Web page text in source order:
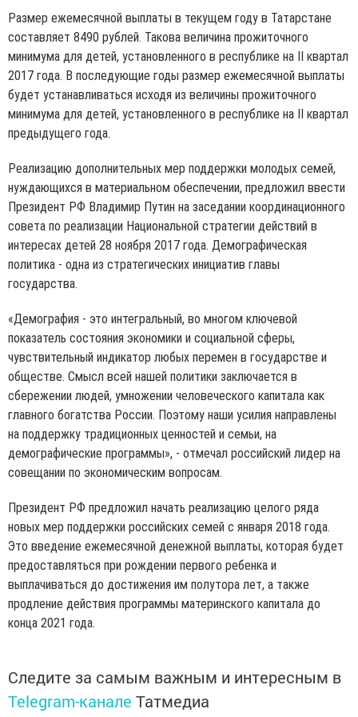
Размер ежемесячной выплаты в текущем году в Татарстане
составляет 8490 рублей. Такова величина прожиточного
минимума для детей, установленного в республике на II квартал
2017 года. В последующие годы размер ежемесячной выплаты
будет устанавливаться исходя из величины прожиточного
минимума для детей, установленного в республике на II квартал
предыдущего года.
Реализацию дополнительных мер поддержки молодых семей,
нуждающихся в материальном обеспечении, предложил ввести
Президент РФ Владимир Путин на заседании координационного
совета по реализации Национальной стратегии действий в
интересах детей 28 ноября 2017 года. Демографическая
политика - одна из стратегических инициатив главы
государства.
«Демография - это интегральный, во многом ключевой
показатель состояния экономики и социальной сферы,
чувствительный индикатор любых перемен в государстве и
обществе. Смысл всей нашей политики заключается в
сбережении людей, умножении человеческого капитала как
главного богатства России. Поэтому наши усилия направлены
на поддержку традиционных ценностей и семьи, на
демографические программы», - отмечал российский лидер на
совещании по экономическим вопросам.
Президент РФ предложил начать реализацию целого ряда
новых мер поддержки российских семей с января 2018 года.
Это введение ежемесячной денежной выплаты, которая будет
предоставляться при рождении первого ребенка и
выплачиваться до достижения им полутора лет, а также
продление действия программы материнского капитала до
конца 2021 года.
Следите за самым важным и интересным в
Telegram-канале Татмедиа